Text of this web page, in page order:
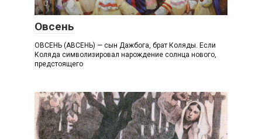
О
Овсень
ОВСЕНЬ (АВСЕНЬ) — сын Дажбога, брат Коляды. Если
Коляда символизировал нарождение солнца нового,
предстоящего